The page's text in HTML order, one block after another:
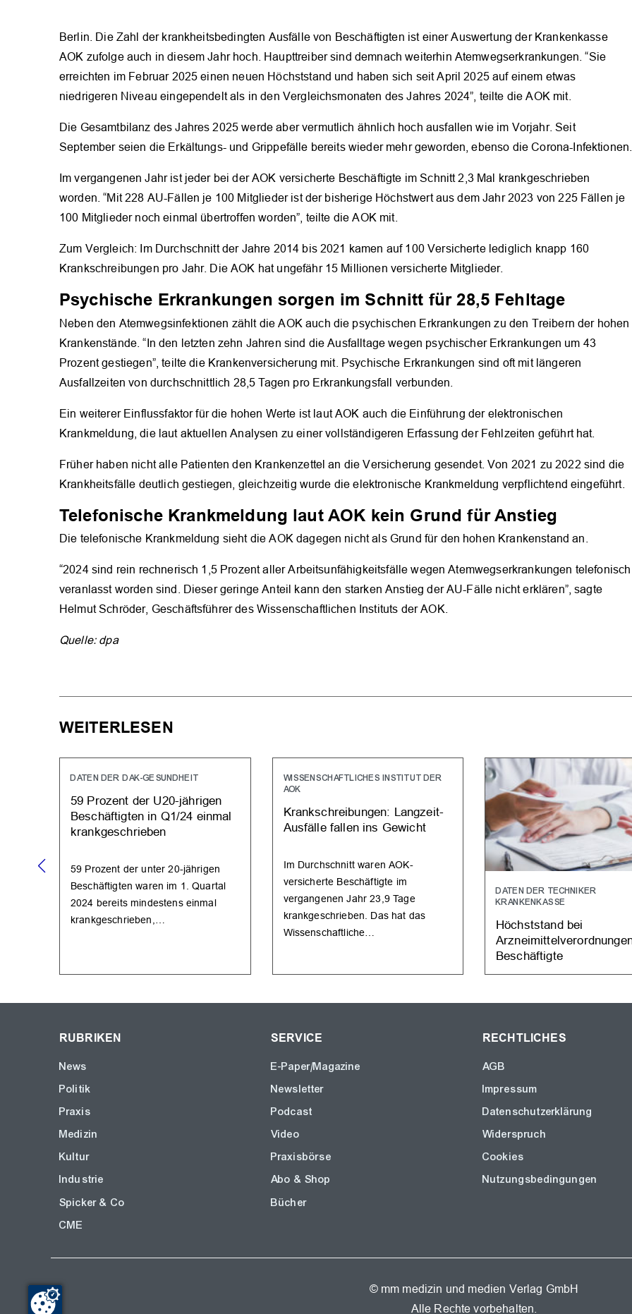
OK
Berlin. Die Zahl der krankheitsbedingten Ausfälle von Beschäftigten ist einer Auswertung der Krankenkasse
AOK zufolge auch in diesem Jahr hoch. Haupttreiber sind demnach weiterhin Atemwegserkrankungen. “Sie
erreichten im Februar 2025 einen neuen Höchststand und haben sich seit April 2025 auf einem etwas
niedrigeren Niveau eingependelt als in den Vergleichsmonaten des Jahres 2024”, teilte die AOK mit.
Die Gesamtbilanz des Jahres 2025 werde aber vermutlich ähnlich hoch ausfallen wie im Vorjahr. Seit
September seien die Erkältungs- und Grippefälle bereits wieder mehr geworden, ebenso die Corona-Infektionen.
Im vergangenen Jahr ist jeder bei der AOK versicherte Beschäftigte im Schnitt 2,3 Mal krankgeschrieben
worden. “Mit 228 AU-Fällen je 100 Mitglieder ist der bisherige Höchstwert aus dem Jahr 2023 von 225 Fällen je
100 Mitglieder noch einmal übertroffen worden”, teilte die AOK mit.
Zum Vergleich: Im Durchschnitt der Jahre 2014 bis 2021 kamen auf 100 Versicherte lediglich knapp 160
Krankschreibungen pro Jahr. Die AOK hat ungefähr 15 Millionen versicherte Mitglieder.
Psychische Erkrankungen sorgen im Schnitt für 28,5 Fehltage
Neben den Atemwegsinfektionen zählt die AOK auch die psychischen Erkrankungen zu den Treibern der hohen
Krankenstände. “In den letzten zehn Jahren sind die Ausfalltage wegen psychischer Erkrankungen um 43
Prozent gestiegen”, teilte die Krankenversicherung mit. Psychische Erkrankungen sind oft mit längeren
Ausfallzeiten von durchschnittlich 28,5 Tagen pro Erkrankungsfall verbunden.
Ein weiterer Einflussfaktor für die hohen Werte ist laut AOK auch die Einführung der elektronischen
Krankmeldung, die laut aktuellen Analysen zu einer vollständigeren Erfassung der Fehlzeiten geführt hat.
Früher haben nicht alle Patienten den Krankenzettel an die Versicherung gesendet. Von 2021 zu 2022 sind die
Krankheitsfälle deutlich gestiegen, gleichzeitig wurde die elektronische Krankmeldung verpflichtend eingeführt.
Telefonische Krankmeldung laut AOK kein Grund für Anstieg
Die telefonische Krankmeldung sieht die AOK dagegen nicht als Grund für den hohen Krankenstand an.
“2024 sind rein rechnerisch 1,5 Prozent aller Arbeitsunfähigkeitsfälle wegen Atemwegserkrankungen telefonisch
veranlasst worden sind. Dieser geringe Anteil kann den starken Anstieg der AU-Fälle nicht erklären”, sagte
Helmut Schröder, Geschäftsführer des Wissenschaftlichen Instituts der AOK.
Quelle: dpa
WEITERLESEN
DATEN DER DAK-GESUNDHEIT
59 Prozent der U20-jährigen
Beschäftigten in Q1/24 einmal
krankgeschrieben
59 Prozent der unter 20-jährigen
Beschäftigten waren im 1. Quartal
2024 bereits mindestens einmal
krankgeschrieben,…
WISSENSCHAFTLICHES INSTITUT DER
AOK
Krankschreibungen: Langzeit-
Ausfälle fallen ins Gewicht
Im Durchschnitt waren AOK-
versicherte Beschäftigte im
vergangenen Jahr 23,9 Tage
krankgeschrieben. Das hat das
Wissenschaftliche…
DATEN DER TECHNIKER
KRANKENKASSE
Höchststand bei
Beschäftigte
RUBRIKEN
News
Politik
Praxis
Medizin
Kultur
Industrie
Spicker & Co
CME
SERVICE
E-Paper/Magazine
Newsletter
Podcast
Video
Praxisbörse
Abo & Shop
Bücher
RECHTLICHES
AGB
Impressum
Datenschutzerklärung
Widerspruch
Cookies
Nutzungsbedingungen
© mm medizin und medien Verlag GmbH
Alle Rechte vorbehalten.